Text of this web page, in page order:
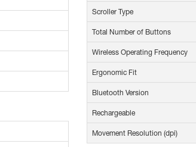
Scroller Type
Total Number of Buttons
Wireless Operating Frequency
Ergonomic Fit
Bluetooth Version
Rechargeable
Movement Resolution (dpi)